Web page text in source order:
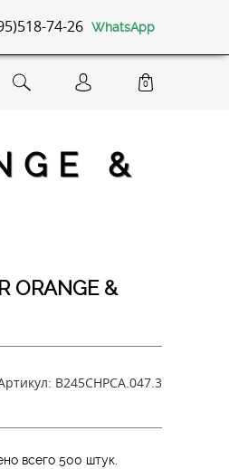
74-26 WhatsApp
0
&
ORANGE &
B245CHPCA.047.3
всего 500 штук.